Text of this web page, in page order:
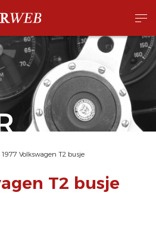
1977 Volkswagen T2 busje
T2 busje